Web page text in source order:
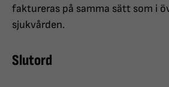
faktureras på samma sätt som i
sjukvården.
Slutord